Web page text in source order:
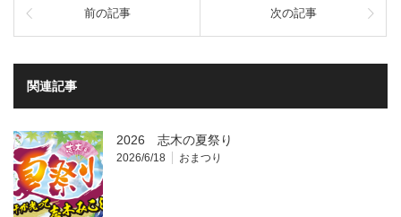
前の記事 次の記事
関連記事
2026 志木の夏祭り
2026/6/18 おまつり